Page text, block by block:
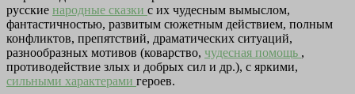
русские народные сказки с их чудесным вымыслом,
фантастичностью, развитым сюжетным действием, полным
конфликтов, препятствий, драматических ситуаций,
разнообразных мотивов (коварство, чудесная помощь ,
противодействие злых и добрых сил и др.), с яркими,
сильными характерами героев.